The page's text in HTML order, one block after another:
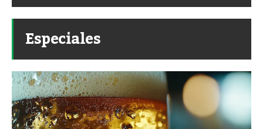
Especiales